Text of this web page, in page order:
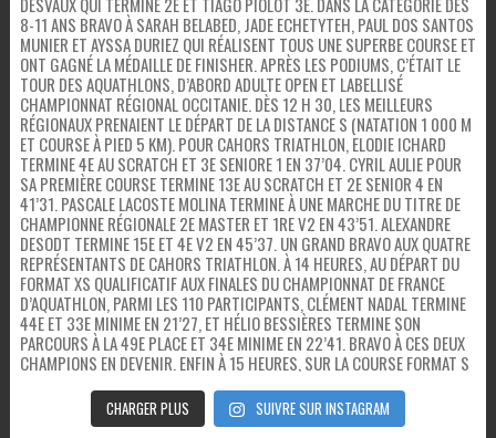
CHARGER PLUS SUIVRE SUR INSTAGRAM